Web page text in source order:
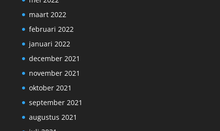
maart 2022
februari 2022
januari 2022
december 2021
november 2021
oktober 2021
september 2021
augustus 2021